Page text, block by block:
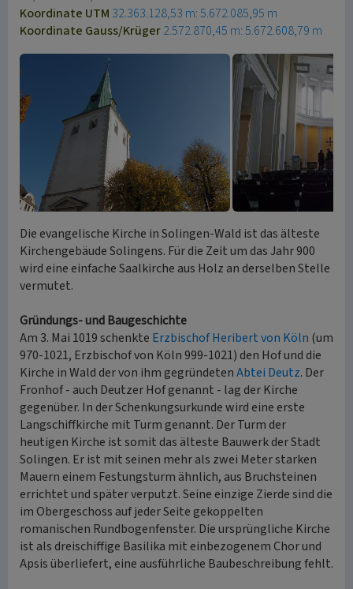
Koordinate UTM 32.363.128,53 m: 5.672.085,95 m
Koordinate Gauss/Krüger2.572.870,45 m: 5.672.608,79 m
Die evangelische Kirche in Solingen-Wald ist das älteste
Kirchengebäude Solingens. Für die Zeit um das Jahr 900
wird eine einfache Saalkirche aus Holz an derselben Stelle
vermutet.
Gründungs- und Baugeschichte
Am 3. Mai 1019 schenkte Erzbischof Heribert von Köln (um
970-1021, Erzbischof von Köln 999-1021) den Hof und die
Kirche in Wald der von ihm gegründetenAbtei Deutz. Der
Fronhof - auch Deutzer Hof genannt - lag der Kirche
gegenüber. In der Schenkungsurkunde wird eine erste
Langschiffkirche mit Turm genannt. Der Turm der
heutigen Kirche ist somit das älteste Bauwerk der Stadt
Solingen. Er ist mit seinen mehr als zwei Meter starken
Mauern einem Festungsturm ähnlich, aus Bruchsteinen
errichtet und später verputzt. Seine einzige Zierde sind die
im Obergeschoss auf jeder Seite gekoppelten
romanischen Rundbogenfenster. Die ursprüngliche Kirche
ist als dreischiffige Basilika mit einbezogenem Chor und
Apsis überliefert, eine ausführliche Baubeschreibung fehlt.